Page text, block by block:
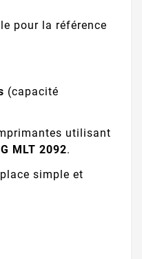
pour la référence
(capacité
utilisant
MLT 2092.
simple et